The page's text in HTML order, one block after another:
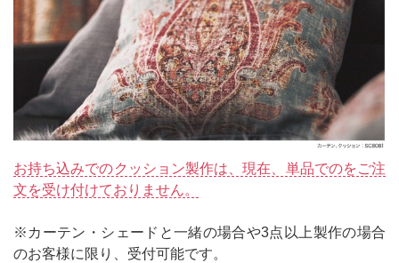
お持ち込みでのクッション製作は、現在、単品でのをご注
文を受け付けておりません。
※カーテン・シェードと一緒の場合や3点以上製作の場合
のお客様に限り、受付可能です。